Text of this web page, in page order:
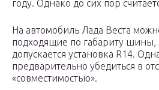
году. Однако до сих пор
На автомобиль Лада Веста
подходящие по габариту шины,
допускается установка R14.
предварительно убедиться в
«совместимостью».